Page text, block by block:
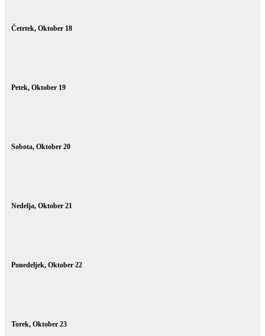
Četrtek, Oktober 18
Petek, Oktober 19
Sobota, Oktober 20
Nedelja, Oktober 21
Ponedeljek, Oktober 22
Torek, Oktober 23